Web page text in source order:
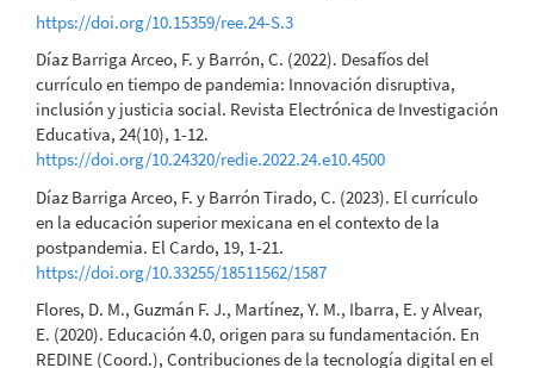
https://doi.org/10.15359/ree.24-S.3
Díaz Barriga Arceo, F. y Barrón, C. (2022). Desafíos del
currículo en tiempo de pandemia: Innovación disruptiva,
inclusión y justicia social. Revista Electrónica de Investigación
Educativa, 24(10), 1-12.
https://doi.org/10.24320/redie.2022.24.e10.4500
Díaz Barriga Arceo, F. y Barrón Tirado, C. (2023). El currículo
en la educación superior mexicana en el contexto de la
postpandemia. El Cardo, 19, 1-21.
https://doi.org/10.33255/18511562/1587
Flores, D. M., Guzmán F. J., Martínez, Y. M., Ibarra, E. y Alvear,
E. (2020). Educación 4.0, origen para su fundamentación. En
REDINE (Coord.), Contribuciones de la tecnología digital en el